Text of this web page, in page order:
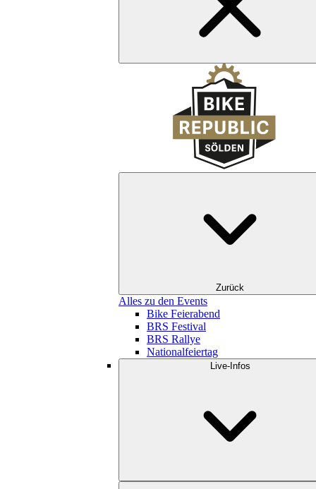
Zurück
Alles zu den Events
Bike Feierabend
BRS Festival
BRS Rallye
Nationalfeiertag
Live-Infos